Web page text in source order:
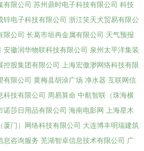
有限公司 苏州鼎时电子科技有限公司 科技
锌电子科技有限公司 浙江笑天犬贸易有限公
限公司 长葛市垣冉金属有限公司 天气预报
安徽润华物联科技有限公司 泉州太平洋集装
控股集团有限公司
上海宏傲渺网络科技有限
有限公司 黄梅县胡涂广场 净水器 互联网信
科技有限公司 周易算命 中航智联（珠海横
诺莎日用品有限公司 海南电影网
上海星木
厦门）网络科技有限公司 大连博丰明瑞建筑
息咨询服务 芜湖智卓信息技术有限公司 广